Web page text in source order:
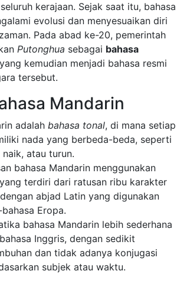
kerajaan. Sejak saat itu, bahasa
evolusi dan menyesuaikan diri
Pada abad ke-20, pemerintah
Putonghua sebagai bahasa
kemudian menjadi bahasa resmi
tersebut.
Mandarin
adalah bahasa tonal, di mana setiap
nada yang berbeda-beda, seperti
atau turun.
bahasa Mandarin menggunakan
terdiri dari ratusan ribu karakter
abjad Latin yang digunakan
Eropa.
bahasa Mandarin lebih sederhana
Inggris, dengan sedikit
dan tidak adanya konjugasi
subjek atau waktu.